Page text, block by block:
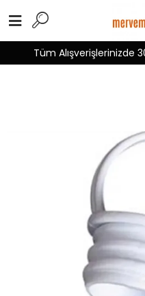
Tüm Alışverişlerinizde